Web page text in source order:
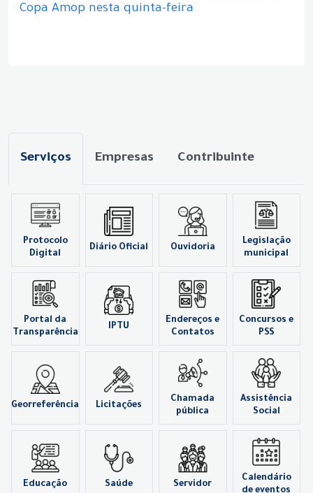
Copa Amop nesta quinta-feira
Serviços Empresas Contribuinte
Protocolo
Digital
Diário Oficial Ouvidoria
Legislação
municipal
Portal da
Transparência
IPTU
Endereços e
Contatos
Concursos e
PSS
Georreferência Licitações
Chamada
pública
Assistência
Social
Educação Saúde Servidor
Calendário
de eventos